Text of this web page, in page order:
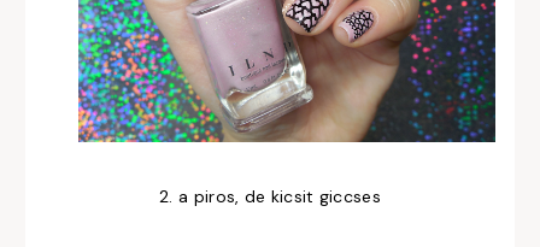
2. a piros, de kicsit giccses